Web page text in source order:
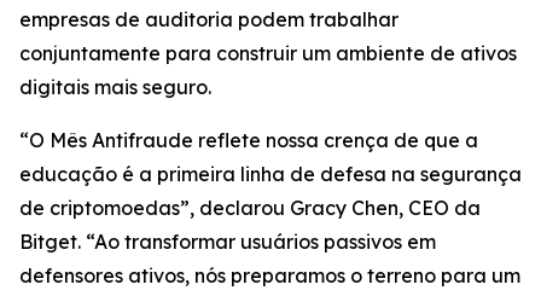
empresas de auditoria podem trabalhar
conjuntamente para construir um ambiente de ativos
digitais mais seguro.
“O Mês Antifraude reflete nossa crença de que a
educação é a primeira linha de defesa na segurança
de criptomoedas”, declarou Gracy Chen, CEO da
Bitget. “Ao transformar usuários passivos em
defensores ativos, nós preparamos o terreno para um